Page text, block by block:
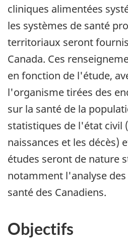
cliniques alimentées
les systèmes de santé
territoriaux seront
Canada. Ces
en fonction de l'étude,
l'organisme tirées des
sur la santé de la
statistiques de l'état civil
naissances et les décès)
études seront de nature
notamment l'analyse
santé des Canadiens.
Objectifs